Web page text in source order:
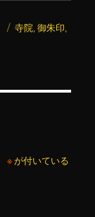
タ
寺院 ,御朱印
※が付いている